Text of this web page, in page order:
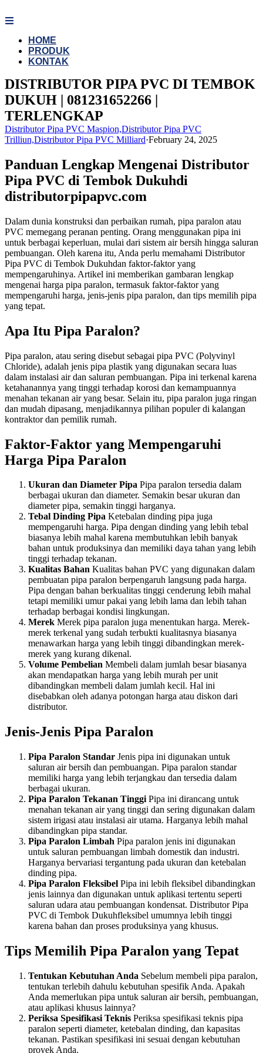
to
HOME
PRODUK
KONTAK
DISTRIBUTOR PIPA PVC DI TEMBOK
DUKUH | 081231652266 |
TERLENGKAP
Distributor Pipa PVC Maspion,Distributor Pipa PVC
Trilliun,Distributor Pipa PVC Milliard·February 24, 2025
Panduan Lengkap Mengenai Distributor
Pipa PVC di Tembok Dukuhdi
distributorpipapvc.com
Dalam dunia konstruksi dan perbaikan rumah, pipa paralon atau
PVC memegang peranan penting. Orang menggunakan pipa ini
untuk berbagai keperluan, mulai dari sistem air bersih hingga saluran
pembuangan. Oleh karena itu, Anda perlu memahami Distributor
Pipa PVC di Tembok Dukuhdan faktor-faktor yang
mempengaruhinya. Artikel ini memberikan gambaran lengkap
mengenai harga pipa paralon, termasuk faktor-faktor yang
mempengaruhi harga, jenis-jenis pipa paralon, dan tips memilih pipa
yang tepat.
Apa Itu Pipa Paralon?
Pipa paralon, atau sering disebut sebagai pipa PVC (Polyvinyl
Chloride), adalah jenis pipa plastik yang digunakan secara luas
dalam instalasi air dan saluran pembuangan. Pipa ini terkenal karena
ketahanannya yang tinggi terhadap korosi dan kemampuannya
menahan tekanan air yang besar. Selain itu, pipa paralon juga ringan
dan mudah dipasang, menjadikannya pilihan populer di kalangan
kontraktor dan pemilik rumah.
Faktor-Faktor yang Mempengaruhi
Harga Pipa Paralon
Ukuran dan Diameter Pipa Pipa paralon tersedia dalam
berbagai ukuran dan diameter. Semakin besar ukuran dan
diameter pipa, semakin tinggi harganya.
Tebal Dinding Pipa Ketebalan dinding pipa juga
mempengaruhi harga. Pipa dengan dinding yang lebih tebal
biasanya lebih mahal karena membutuhkan lebih banyak
bahan untuk produksinya dan memiliki daya tahan yang lebih
tinggi terhadap tekanan.
Kualitas Bahan Kualitas bahan PVC yang digunakan dalam
pembuatan pipa paralon berpengaruh langsung pada harga.
Pipa dengan bahan berkualitas tinggi cenderung lebih mahal
tetapi memiliki umur pakai yang lebih lama dan lebih tahan
terhadap berbagai kondisi lingkungan.
Merek Merek pipa paralon juga menentukan harga. Merek-
merek terkenal yang sudah terbukti kualitasnya biasanya
menawarkan harga yang lebih tinggi dibandingkan merek-
merek yang kurang dikenal.
Volume Pembelian Membeli dalam jumlah besar biasanya
akan mendapatkan harga yang lebih murah per unit
dibandingkan membeli dalam jumlah kecil. Hal ini
disebabkan oleh adanya potongan harga atau diskon dari
distributor.
Jenis-Jenis Pipa Paralon
Pipa Paralon Standar Jenis pipa ini digunakan untuk
saluran air bersih dan pembuangan. Pipa paralon standar
memiliki harga yang lebih terjangkau dan tersedia dalam
berbagai ukuran.
Pipa Paralon Tekanan Tinggi Pipa ini dirancang untuk
menahan tekanan air yang tinggi dan sering digunakan dalam
sistem irigasi atau instalasi air utama. Harganya lebih mahal
dibandingkan pipa standar.
Pipa Paralon Limbah Pipa paralon jenis ini digunakan
untuk saluran pembuangan limbah domestik dan industri.
Harganya bervariasi tergantung pada ukuran dan ketebalan
dinding pipa.
Pipa Paralon Fleksibel Pipa ini lebih fleksibel dibandingkan
jenis lainnya dan digunakan untuk aplikasi tertentu seperti
saluran udara atau pembuangan kondensat. Distributor Pipa
PVC di Tembok Dukuhfleksibel umumnya lebih tinggi
karena bahan dan proses produksinya yang khusus.
Tips Memilih Pipa Paralon yang Tepat
Tentukan Kebutuhan Anda Sebelum membeli pipa paralon,
tentukan terlebih dahulu kebutuhan spesifik Anda. Apakah
Anda memerlukan pipa untuk saluran air bersih, pembuangan,
atau aplikasi khusus lainnya?
Periksa Spesifikasi Teknis Periksa spesifikasi teknis pipa
paralon seperti diameter, ketebalan dinding, dan kapasitas
tekanan. Pastikan spesifikasi ini sesuai dengan kebutuhan
proyek Anda.